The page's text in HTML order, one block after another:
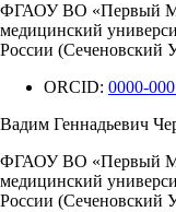
ФГАОУ ВО «Первый
медицинский
России (Сеченовский
ORCID: 0000-
Вадим Геннадьевич
ФГАОУ ВО «Первый
медицинский
России (Сеченовский